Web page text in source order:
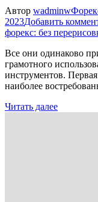
Автор wadminw
2023Добавить
форекс: без
Все они одинаково
грамотного
инструментов.
наиболее
Читать далее